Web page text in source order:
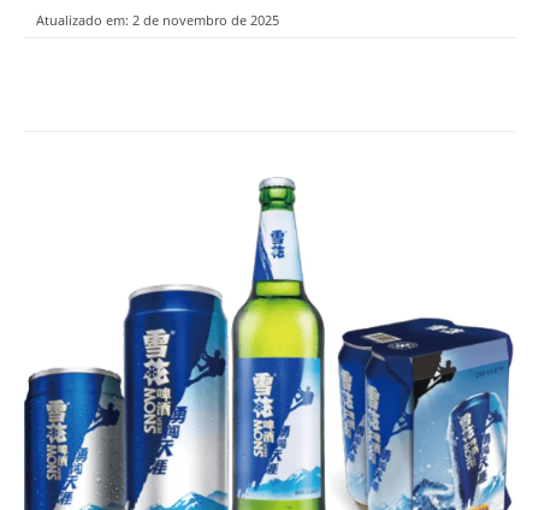
Atualizado em: 2 de novembro de 2025